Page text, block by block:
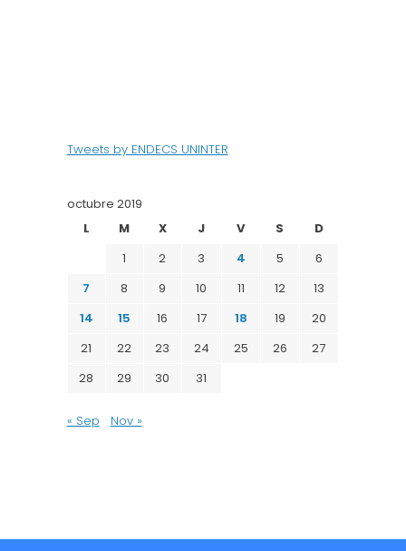
Tweets by ENDECS UNINTER
octubre 2019
L
M X J V S
D
1
2 3 4 5
6
7
8 9 10 11 12
13
14
15 16 17 18 19
20
21
22 23 24 25 26
27
28
29 30 31
« Sep Nov »